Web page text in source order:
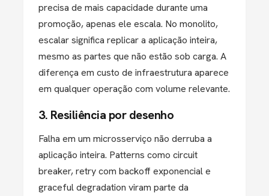
precisa de mais capacidade durante uma
promoção, apenas ele escala. No monolito,
escalar significa replicar a aplicação inteira,
mesmo as partes que não estão sob carga. A
diferença em custo de infraestrutura aparece
em qualquer operação com volume relevante.
3. Resiliência por desenho
Falha em um microsserviço não derruba a
aplicação inteira. Patterns como circuit
breaker, retry com backoff exponencial e
graceful degradation viram parte da